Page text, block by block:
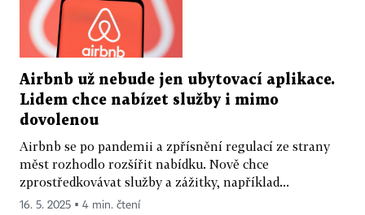
Airbnb už nebude jen ubytovací aplikace.
Lidem chce nabízet služby i mimo
dovolenou
Airbnb se po pandemii a zpřísnění regulací ze strany
měst rozhodlo rozšířit nabídku. Nově chce
zprostředkovávat služby a zážitky, například...
16. 5. 2025 ▪ 4 min. čtení